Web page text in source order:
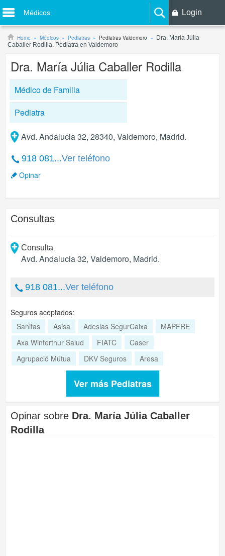
Médicos Login
Home Médicos Pediatras Pediatras Valdemoro
Dra. María Júlia
Caballer Rodilla. Pediatra en Valdemoro
Dra. María Júlia Caballer Rodilla
Médico de Familia
Pediatra
Avd. Andalucia 32, 28340, Valdemoro, Madrid.
918 081...Ver teléfono
Opinar
Consultas
Consulta
Avd. Andalucia 32, Valdemoro, Madrid.
918 081...Ver teléfono
Seguros aceptados:
Sanitas
Asisa Adeslas SegurCaixa
MAPFRE
Axa Winterthur Salud
FIATC
Caser
Agrupació Mútua
DKV Seguros Aresa
Ver más Pediatras
Opinar sobre Dra. María Júlia Caballer
Rodilla